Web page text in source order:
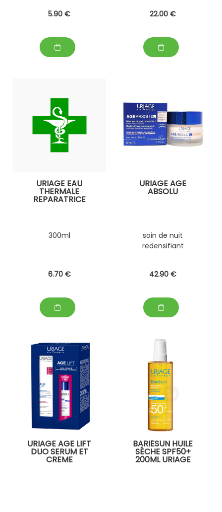
5.90 € 22.00 €
URIAGE EAU
THERMALE
REPARATRICE
300ml
6.70 €
URIAGE AGE
ABSOLU
soin de nuit
redensifiant
42.90 €
URIAGE AGE LIFT
DUO SERUM ET
CREME
BARIÉSUN HUILE
SÈCHE SPF50+
200ML URIAGE